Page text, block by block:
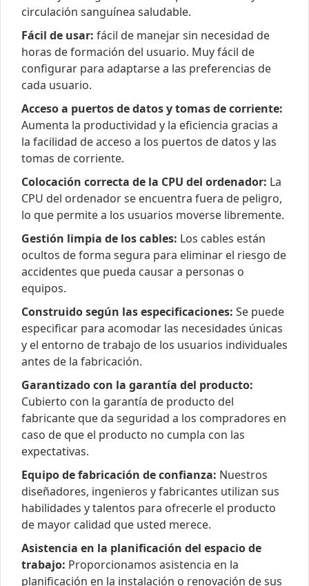
circulación sanguínea saludable.
Fácil de usar: fácil de manejar sin necesidad de
horas de formación del usuario. Muy fácil de
configurar para adaptarse a las preferencias de
cada usuario.
Acceso a puertos de datos y tomas de corriente:
Aumenta la productividad y la eficiencia gracias a
la facilidad de acceso a los puertos de datos y las
tomas de corriente.
Colocación correcta de la CPU del ordenador: La
CPU del ordenador se encuentra fuera de peligro,
lo que permite a los usuarios moverse libremente.
Gestión limpia de los cables: Los cables están
ocultos de forma segura para eliminar el riesgo de
accidentes que pueda causar a personas o
equipos.
Construido según las especificaciones: Se puede
especificar para acomodar las necesidades únicas
y el entorno de trabajo de los usuarios individuales
antes de la fabricación.
Garantizado con la garantía del producto:
Cubierto con la garantía de producto del
fabricante que da seguridad a los compradores en
caso de que el producto no cumpla con las
expectativas.
Equipo de fabricación de confianza: Nuestros
diseñadores, ingenieros y fabricantes utilizan sus
habilidades y talentos para ofrecerle el producto
de mayor calidad que usted merece.
Asistencia en la planificación del espacio de
trabajo: Proporcionamos asistencia en la
planificación en la instalación o renovación de sus